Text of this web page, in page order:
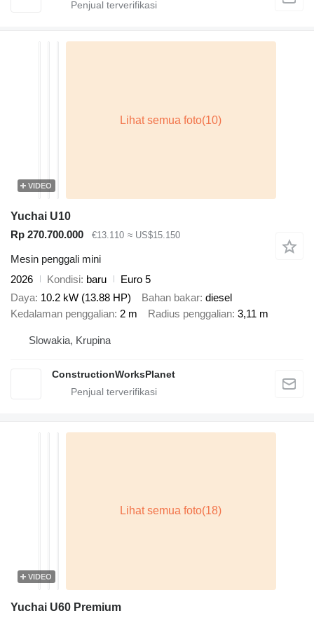
VIDEO
Yuchai U10
Rp 270.700.000
€13.110 ≈ US$15.150
Mesin penggali mini
2026
Kondisi baru
Euro 5
Daya 10.2 kW (13.88 HP) Bahan bakar diesel
Kedalaman penggalian 2 m Radius penggalian 3,11 m
Slowakia, Krupina
ConstructionWorksPlanet
VIDEO
Yuchai U60 Premium